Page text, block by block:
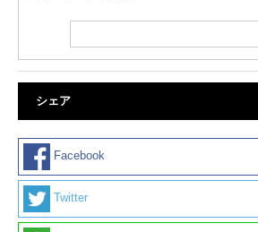
シェア
Facebook
Twitter